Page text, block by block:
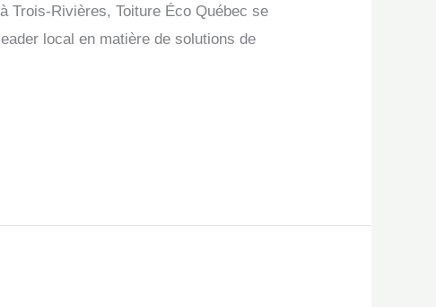
Trois-Rivières, Toiture Éco Québec se
local en matière de solutions de